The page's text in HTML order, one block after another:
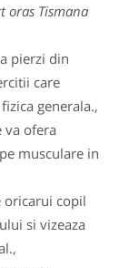
oras Tismana
pierzi din
care
generala.,
va ofera
musculare in
oricarui copil
si vizeaza